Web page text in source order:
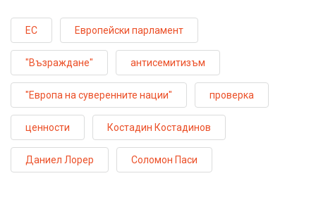
ЕС Европейски парламент
"Възраждане" антисемитизъм
"Европа на суверенните нации" проверка
ценности Костадин Костадинов
Даниел Лорер Соломон Паси